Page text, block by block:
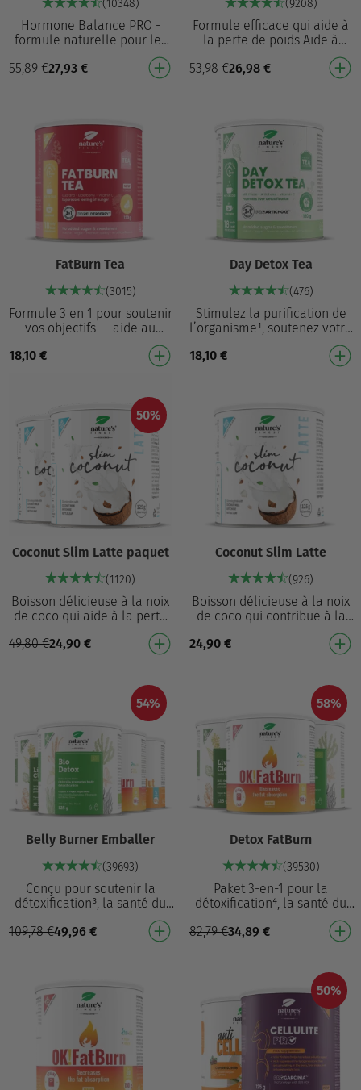
(10348)
Hormone Balance PRO -
formule naturelle pour les
femmes qui, grâce à la
vitamine B6, contribue à
55,89€27,93€
(9208)
Formule efficace qui aide à
la perte de poids Aide à
éliminer les réserves de
graisse, ce qui contribue à la
53,98€26,98€
FatBurn Tea
(3015)
Formule 3 en 1 pour soutenir
vos objectifs — aide au
contrôle du poids¹, freine la
faim¹ et soutient le système
18,10€
Day Detox Tea
(476)
Stimulez la purification de
l’organisme¹, soutenez votre
foie¹ et favorisez la perte de
poids³ – chaque jour
18,10€
50%
Coconut Slim Latte paquet
(1120)
Boisson délicieuse à la noix
de coco qui aide à la perte
d'artichaut et extrait de
49,80€24,90€
Coconut Slim Latte
(926)
Boisson délicieuse à la noix
de coco qui contribue à la
perte de poids² Avec extrait
d'artichaut et extrait de
24,90€
54%
Belly Burner Emballer
(39693)
Conçu pour soutenir la
détoxification³, la santé du
foie¹ et bien plus encore.
Liver Cleanse: Soutient la
109,78€49,96€
58%
Detox FatBurn
(39530)
Paket 3-en-1 pour la
détoxification⁴, la santé du
foie³ et la perte de poids¹
Aide à éliminer les dépôts
82,79€34,89€
50%